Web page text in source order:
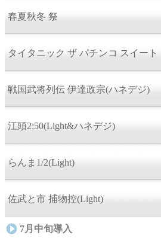
春夏秋冬 祭
タイタニック ザ パチンコ スイート
戦国武将列伝 伊達政宗(ハネデジ)
江頭2:50(Light&ハネデジ)
らんま1/2(Light)
佐武と市 捕物控(Light)
7月中旬導入